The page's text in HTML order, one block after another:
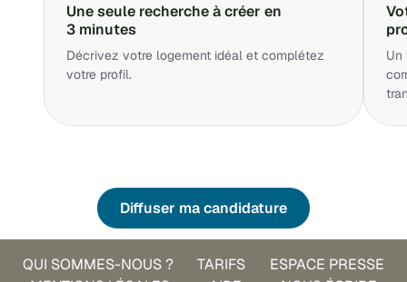
Une seule recherche à créer en
3 minutes
Décrivez votre logement idéal et complétez
votre profil.
Un
Diffuser ma candidature
QUI SOMMES-NOUS ? TARIFS
ESPACE PRESSE